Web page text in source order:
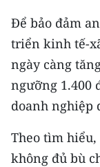
MUA BÁO
ĐỌC BÁO IN
ENGLISH
FRANÇAIS
Để bảo đảm
triển kinh tế-
ngày càng
ngưỡng 1.400
doanh nghiệp
Theo tìm
không đủ bù